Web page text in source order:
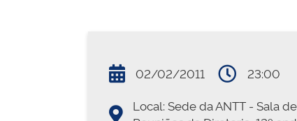
02/02/2011
23:00
Local: Sede da ANTT - Sala de